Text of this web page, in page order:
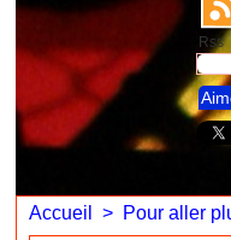
Rss
Accueil > Pour aller